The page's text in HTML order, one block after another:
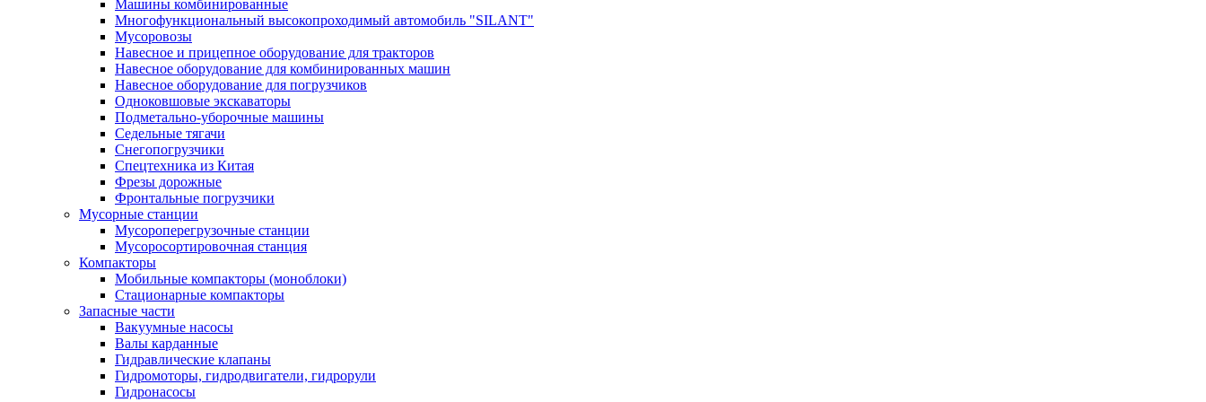
Машины комбинированные
Многофункциональный высокопроходимый автомобиль "SILANT"
Мусоровозы
Навесное и прицепное оборудование для тракторов
Навесное оборудование для комбинированных машин
Навесное оборудование для погрузчиков
Одноковшовые экскаваторы
Подметально-уборочные машины
Седельные тягачи
Снегопогрузчики
Спецтехника из Китая
Фрезы дорожные
Фронтальные погрузчики
Мусорные станции
Мусороперегрузочные станции
Мусоросортировочная станция
Компакторы
Мобильные компакторы (моноблоки)
Стационарные компакторы
Запасные части
Вакуумные насосы
Валы карданные
Гидравлические клапаны
Гидромоторы, гидродвигатели, гидрорули
Гидронасосы